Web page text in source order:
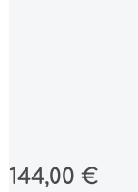
Regulärer Preis:
144,00 €